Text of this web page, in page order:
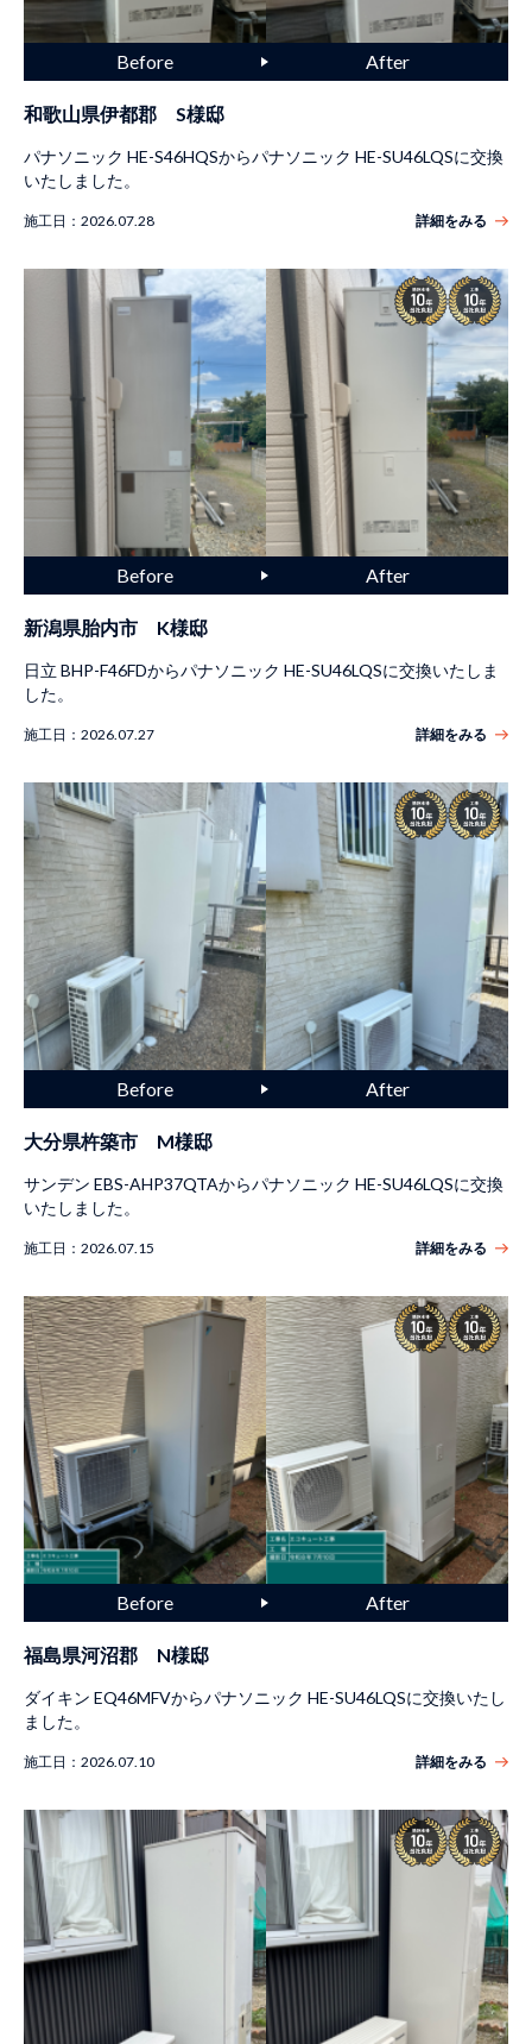
和歌山県伊都郡 S様邸
パナソニック HE-S46HQSからパナソニック HE-SU46LQSに交換
いたしました。
施工日： 2026.07.28 詳細をみる
新潟県胎内市 K様邸
日立 BHP-F46FDからパナソニック HE-SU46LQSに交換いたしま
した。
施工日： 2026.07.27 詳細をみる
大分県杵築市 M様邸
サンデン EBS-AHP37QTAからパナソニック HE-SU46LQSに交換
いたしました。
施工日： 2026.07.15 詳細をみる
福島県河沼郡 N様邸
ダイキン EQ46MFVからパナソニック HE-SU46LQSに交換いたし
ました。
施工日： 2026.07.10 詳細をみる